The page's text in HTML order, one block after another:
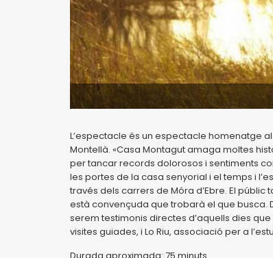
L’espectacle és un espectacle homenatge al
Montellà. «Casa Montagut amaga moltes
per tancar records dolorosos i sentiments
les portes de la casa senyorial i el temps i
través dels carrers de Móra d’Ebre. El
està convençuda que trobarà el que busca.
serem testimonis directes d’aquells dies
visites guiades, i Lo Riu, associació per a